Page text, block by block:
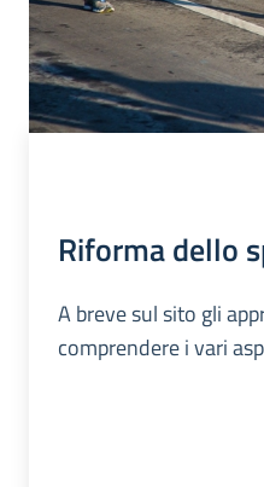
Riforma dello
A breve sul sito gli
comprendere i vari